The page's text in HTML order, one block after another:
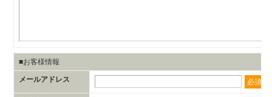
■お客様情報
メールアドレス 必須